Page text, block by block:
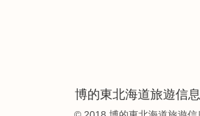
博的東北海道旅遊信